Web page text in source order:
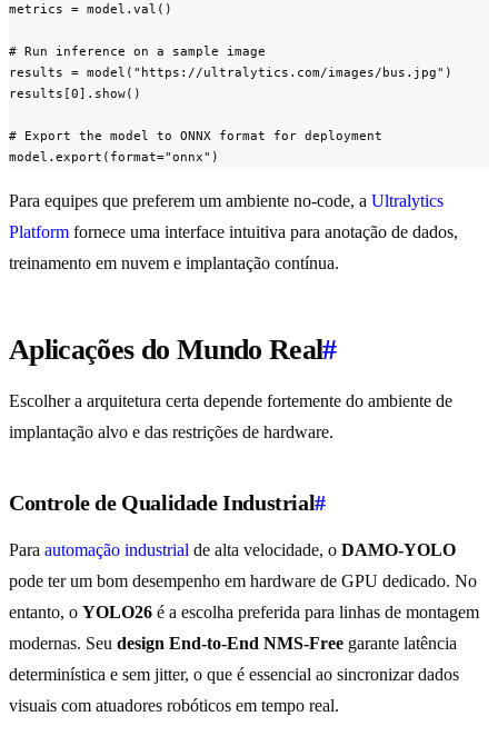
metrics = model.val()
# Run inference on a sample image
results = model("https://ultralytics.com/images/bus.jpg")
results[0].show()
# Export the model to ONNX format for deployment
model.export(format="onnx")
Para equipes que preferem um ambiente no-code, a Ultralytics
Platform fornece uma interface intuitiva para anotação de dados,
treinamento em nuvem e implantação contínua.
Aplicações do Mundo Real#
Escolher a arquitetura certa depende fortemente do ambiente de
implantação alvo e das restrições de hardware.
Controle de Qualidade Industrial#
Para automação industrial de alta velocidade, o DAMO-YOLO
pode ter um bom desempenho em hardware de GPU dedicado. No
entanto, o YOLO26 é a escolha preferida para linhas de montagem
modernas. Seu design End-to-End NMS-Free garante latência
determinística e sem jitter, o que é essencial ao sincronizar dados
visuais com atuadores robóticos em tempo real.